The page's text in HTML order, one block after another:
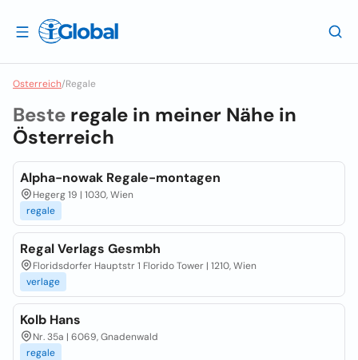
Osterreich/Regale
Beste regale in meiner Nähe in
Österreich
Alpha-nowak Regale-montagen
Hegerg 19 | 1030, Wien
regale
Regal Verlags Gesmbh
Floridsdorfer Hauptstr 1 Florido Tower | 1210, Wien
verlage
Kolb Hans
Nr. 35a | 6069, Gnadenwald
regale